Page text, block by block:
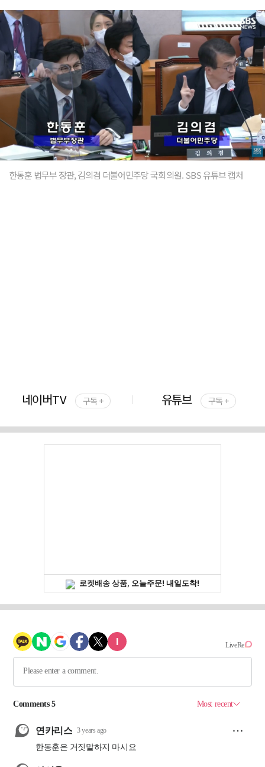
한동훈 법무부 장관, 김의겸 더불어민주당 국회의원. SBS 유튜브 캡처
네이버TV 구독 + 유튜브 구독 +